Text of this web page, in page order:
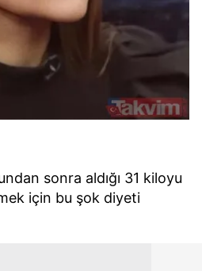
sonra aldığı 31 kiloyu
için bu şok diyeti